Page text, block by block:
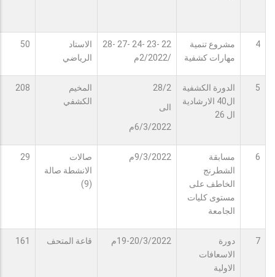
4
مشروع تنمية
مهارات كشفية
22 -23 -24 -27 -28
/2/2022م
الاستاد
الرياضي
50
5
الدورة الكشفية
ال40 الارشادية
ال 26
28/2
الى
6/3/2022م
المخيم
الكشفي
208
6
مسابقة
الشطرنج
الخاطف على
مستوى كليات
الجامعة
9/3/2022م
صالات
الانشطة صالة
(9)
29
7
دورة
الاسعافات
الاولية
19-20/3/2022م قاعة المتحف 161